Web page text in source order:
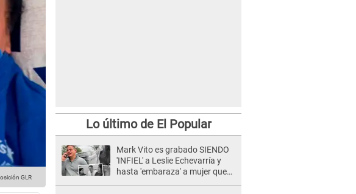
GLR
Lo último de El Popular
Mark Vito es grabado SIENDO
'INFIEL' a Leslie Echevarría y
hasta 'embaraza' a mujer que